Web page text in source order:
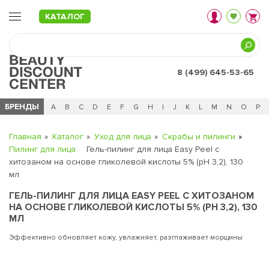
КАТАЛОГ
8 (499) 645-53-65
БРЕНДЫ
Ч 0 - 9 A B C D E F G H I J K L M N O P
Главная Каталог Уход для лица
Скрабы и пилинги
Пилинг для лица
Гель-пилинг для лица Easy Peel с
хитозаном на основе гликолевой кислоты 5% (pH 3,2), 130
мл
ГЕЛЬ-ПИЛИНГ ДЛЯ ЛИЦА EASY PEEL С ХИТОЗАНОМ
НА ОСНОВЕ ГЛИКОЛЕВОЙ КИСЛОТЫ 5% (PH 3,2), 130
МЛ
Эффективно обновляет кожу, увлажняет, разглаживает морщины